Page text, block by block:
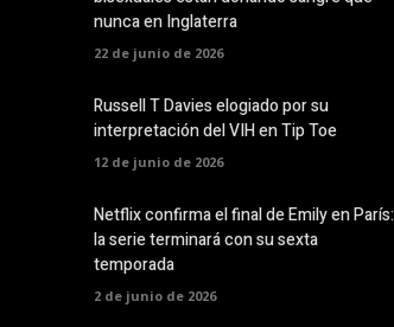
nunca en Inglaterra
22 de junio de 2026
Russell T Davies elogiado por su
interpretación del VIH en Tip Toe
12 de junio de 2026
Netflix confirma el final de Emily en París:
la serie terminará con su sexta
temporada
2 de junio de 2026